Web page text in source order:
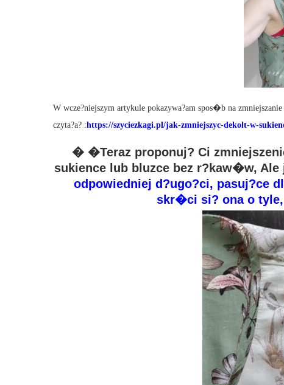
W wcze?niejszym artykule pokazywa?am spos�b na
czyta?a? :https://szyciezkagi.pl/jak-zmniejszyc-dekolt-w-
� �Teraz proponuj? Ci
sukience lub bluzce bez r?kaw�w, Ale
odpowiedniej d?ugo?ci, pasuj?ce
skr�ci si? ona o